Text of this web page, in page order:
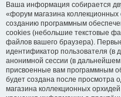
Ваша информация собирается
«форум магазина
созданию программным
cookies (небольшие текстовые
файлов вашего браузера).
идентификатор пользователя
анонимной сессии (в
присвоенные вам программным
будет создана после просмотра
магазина коллекционных